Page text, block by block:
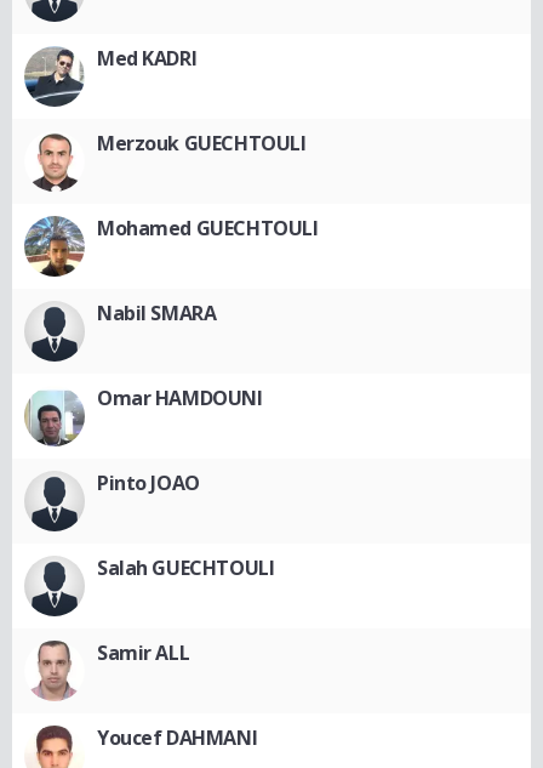
Med KADRI
Merzouk GUECHTOULI
Mohamed GUECHTOULI
Nabil SMARA
Omar HAMDOUNI
Pinto JOAO
Salah GUECHTOULI
Samir ALL
Youcef DAHMANI